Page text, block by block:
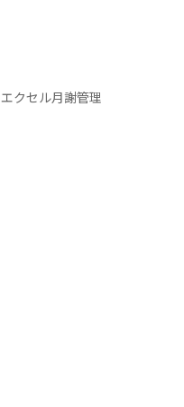
エクセル月謝管理